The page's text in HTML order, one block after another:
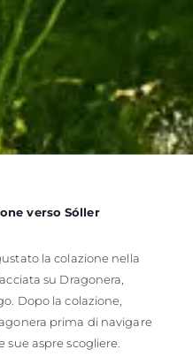
verso Sóller
la colazione nella
su Dragonera,
Dopo la colazione,
prima di navigare
sue aspre scogliere.